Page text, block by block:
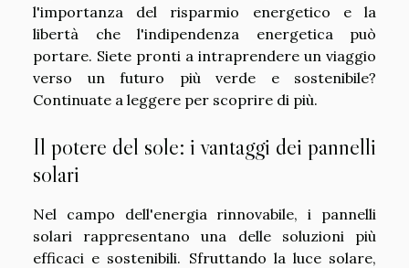
l'importanza del risparmio energetico e la
libertà che l'indipendenza energetica può
portare. Siete pronti a intraprendere un viaggio
verso un futuro più verde e sostenibile?
Continuate a leggere per scoprire di più.
Il potere del sole: i vantaggi dei pannelli
solari
Nel campo dell'energia rinnovabile, i pannelli
solari rappresentano una delle soluzioni più
efficaci e sostenibili. Sfruttando la luce solare,